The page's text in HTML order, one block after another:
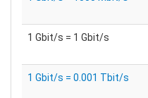
1 Gbit/s = 1 Gbit/s
1 Gbit/s = 0.001 Tbit/s